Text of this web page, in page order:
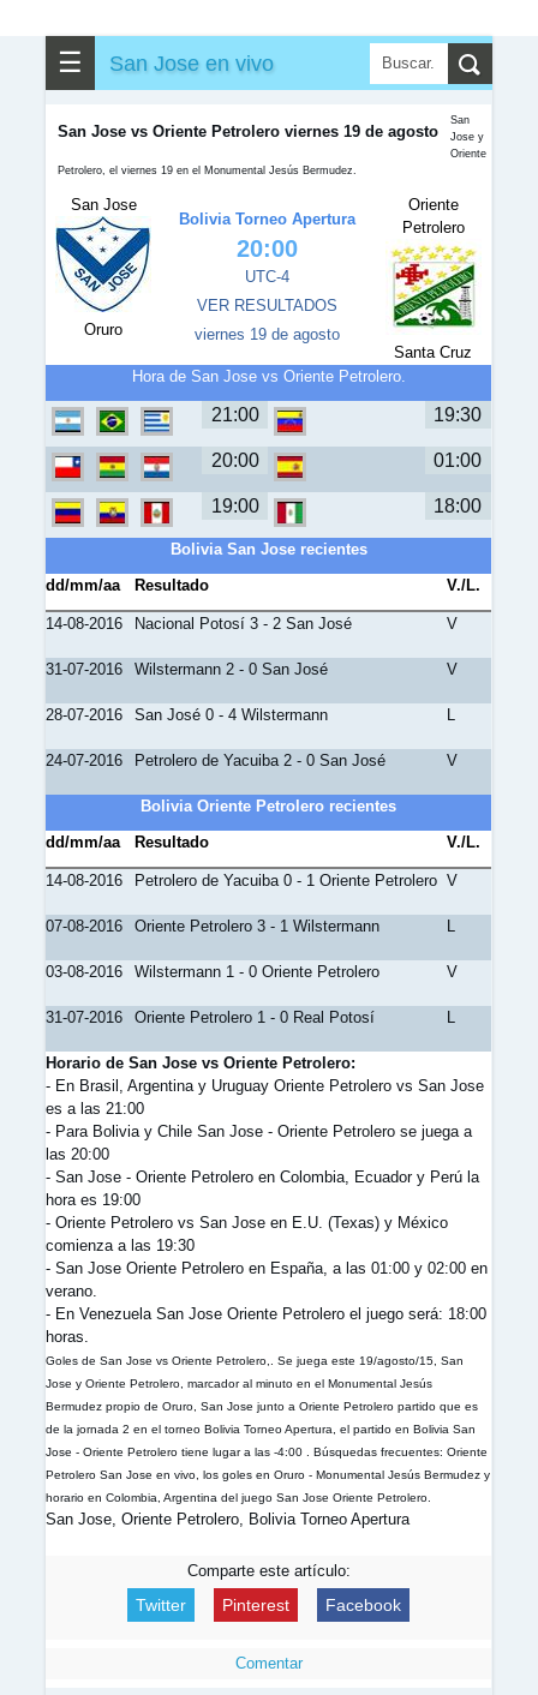
☰ San Jose en vivo
San Jose vs Oriente Petrolero viernes 19 de agosto
San
Jose y
Oriente
Petrolero, el viernes 19 en el Monumental Jesús Bermudez.
San Jose
Oruro
Bolivia Torneo Apertura
20:00
UTC-4
VER RESULTADOS
viernes 19 de agosto
Oriente
Petrolero
Santa Cruz
Hora de San Jose vs Oriente Petrolero.
21:00 19:30
20:00 01:00
19:00 18:00
Bolivia San Jose recientes
dd/mm/aa
Resultado V./L.
14-08-2016 Nacional Potosí 3 - 2 San José V
31-07-2016 Wilstermann 2 - 0 San José V
28-07-2016 San José 0 - 4 Wilstermann L
24-07-2016 Petrolero de Yacuiba 2 - 0 San José V
Bolivia Oriente Petrolero recientes
dd/mm/aa
Resultado V./L.
14-08-2016 Petrolero de Yacuiba 0 - 1 Oriente Petrolero V
07-08-2016 Oriente Petrolero 3 - 1 Wilstermann L
03-08-2016 Wilstermann 1 - 0 Oriente Petrolero V
31-07-2016 Oriente Petrolero 1 - 0 Real Potosí L
Horario de San Jose vs Oriente Petrolero:
- En Brasil, Argentina y Uruguay Oriente Petrolero vs San Jose
es a las 21:00
- Para Bolivia y Chile San Jose - Oriente Petrolero se juega a
las 20:00
- San Jose - Oriente Petrolero en Colombia, Ecuador y Perú la
hora es 19:00
- Oriente Petrolero vs San Jose en E.U. (Texas) y México
comienza a las 19:30
- San Jose Oriente Petrolero en España, a las 01:00 y 02:00 en
verano.
- En Venezuela San Jose Oriente Petrolero el juego será: 18:00
horas.
Goles de San Jose vs Oriente Petrolero,. Se juega este 19/agosto/15, San
Jose y Oriente Petrolero, marcador al minuto en el Monumental Jesús
Bermudez propio de Oruro, San Jose junto a Oriente Petrolero partido que es
de la jornada 2 en el torneo Bolivia Torneo Apertura, el partido en Bolivia San
Jose - Oriente Petrolero tiene lugar a las -4:00 . Búsquedas frecuentes: Oriente
Petrolero San Jose en vivo, los goles en Oruro - Monumental Jesús Bermudez y
horario en Colombia, Argentina del juego San Jose Oriente Petrolero.
San Jose, Oriente Petrolero, Bolivia Torneo Apertura
Comparte este artículo:
Twitter Pinterest Facebook
Comentar